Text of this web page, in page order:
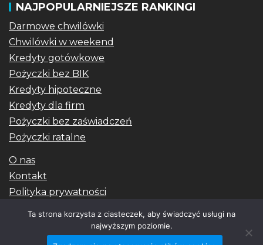
NAJPOPULARNIEJSZE RANKINGI
Darmowe chwilówki
Chwilówki w weekend
Kredyty gotówkowe
Pożyczki bez BIK
Kredyty hipoteczne
Kredyty dla firm
Pożyczki bez zaświadczeń
Pożyczki ratalne
O nas
Kontakt
Polityka prywatności
| ©2026 Szybkizysk.com|EnterNewsautorstwa AF
Ta strona korzysta z ciasteczek, aby świadczyć usługi na
najwyższym poziomie.